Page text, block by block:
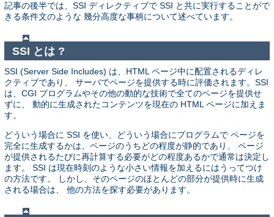
記事の後半では、SSI ディレクティブで SSI と共に実行することがで
きる条件文のような 幾分高度な事柄について述べています。
SSI とは ?
SSI (Server Side Includes) は、HTML ページ中に配置されるディレ
クティブであり、 サーバでページを提供する時に評価されます。SSI
は、CGI プログラムやその他の動的な技術で全てのページを提供せ
ずに、 動的に生成されたコンテンツを現在の HTML ページに加えま
す。
どういう場合に SSI を使い、どういう場合にプログラムで ページを
完全に生成するかは、ページのうちどの程度が静的であり、 ページ
が提供されるたびに再計算する必要がどの程度あるかで通常は決定し
ます。 SSI は現在時刻のような小さい情報を加えるにはうってつけ
の方法です。 しかし、そのページのほとんどの部分が提供時に生成
される場合は、 他の方法を探す必要があります。